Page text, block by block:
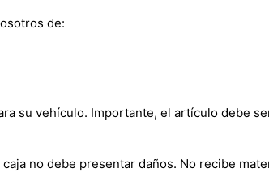
de:
su vehículo. Importante, el artículo debe
no debe presentar daños. No recibe